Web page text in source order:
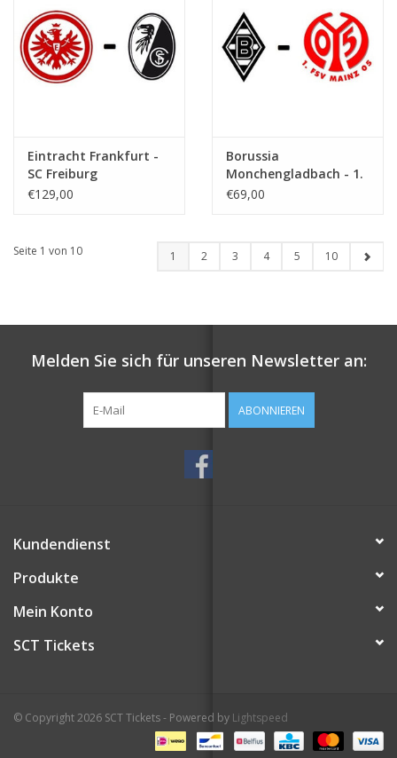
Eintracht Frankfurt -
SC Freiburg
€129,00
Borussia
Monchengladbach - 1.
FSV Mainz
€69,00
Seite 1 von 10 1 2 3 4 5 10
Melden Sie sich für unseren Newsletter an:
ABONNIEREN
Kundendienst
Produkte
Mein Konto
SCT Tickets
© Copyright 2026 SCT Tickets - Powered by Lightspeed